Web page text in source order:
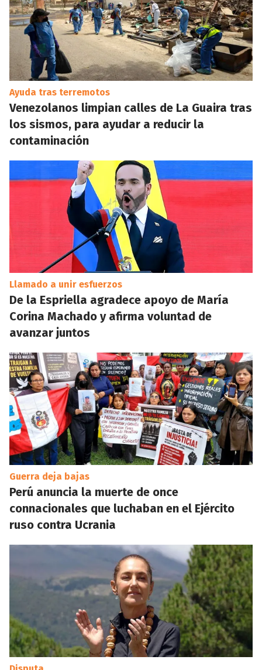
Ayuda tras terremotos
Venezolanos limpian calles de La Guaira tras
los sismos, para ayudar a reducir la
contaminación
Llamado a unir esfuerzos
De la Espriella agradece apoyo de María
Corina Machado y afirma voluntad de
avanzar juntos
Guerra deja bajas
Perú anuncia la muerte de once
connacionales que luchaban en el Ejército
ruso contra Ucrania